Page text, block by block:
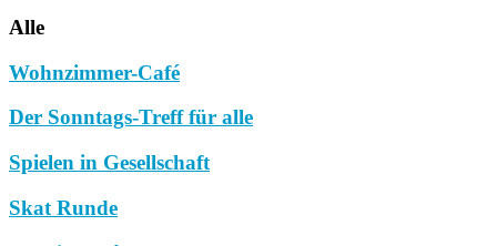
Alle
Wohnzimmer-Café
Der Sonntags-Treff für alle
Spielen in Gesellschaft
Skat Runde